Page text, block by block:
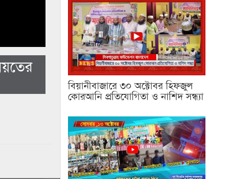
বিয়ানীবাজারে ৩০ অক্টোবর হিফজুল
কোরআনি প্রতিযোগিতা ও নাশিদ সন্ধ্যা